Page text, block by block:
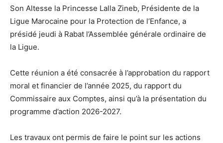
Son Altesse la Princesse Lalla Zineb, Présidente de la
Ligue Marocaine pour la Protection de l’Enfance, a
présidé jeudi à Rabat l’Assemblée générale ordinaire de
la Ligue.
Cette réunion a été consacrée à l’approbation du rapport
moral et financier de l’année 2025, du rapport du
Commissaire aux Comptes, ainsi qu’à la présentation du
programme d’action 2026-2027.
Les travaux ont permis de faire le point sur les actions